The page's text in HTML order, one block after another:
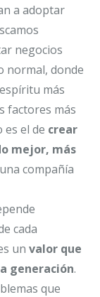
a adoptar
negocios
normal, donde
más
factores más
es el de crear
mejor, más
compañía
cada
un valor que
generación.
que